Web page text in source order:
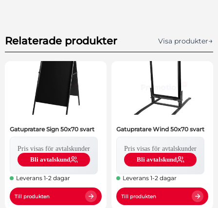
Relaterade produkter Visa produkter→
Gatupratare Sign 50x70 svart
Pris visas för avtalskunder
Bli avtalskund
Leverans 1-2 dagar
Till produkten
Gatupratare Wind 50x70 svart
Pris visas för avtalskunder
Bli avtalskund
Leverans 1-2 dagar
Till produkten